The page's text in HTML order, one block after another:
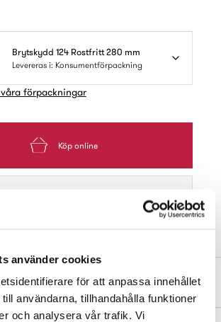
använder cookies
för att anpassa innehållet
användarna, tillhandahålla funktioner
och analysera vår trafik. Vi
Brytskydd 124 Rostfritt 280 mm
Levereras i: Konsumentförpackning
våra förpackningar
Köp online